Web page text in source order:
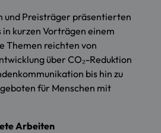
und Preisträger präsentierten
kurzen Vorträgen einem
Themen reichten von
über CO₂-Reduktion
bis hin zu
für Menschen mit
Arbeiten